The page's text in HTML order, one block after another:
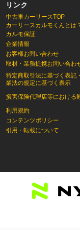
リンク
中古車カーリースTOP
カーリースカルモくんとは
カルモ保証
企業情報
お客様お問い合わせ
取材・業務提携お問い合わ
特定商取引法に基づく表記
業法の規定に基づく表示
損害保険代理店等における
利用規約
コンテンツポリシー
引用・転載について